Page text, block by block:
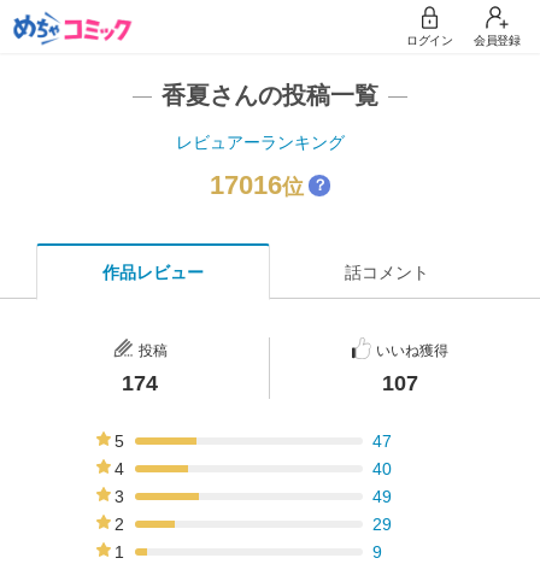
ログイン 会員登録
香夏さんの投稿一覧
レビュアーランキング
17016位 ？
作品レビュー 話コメント
投稿
174
いいね獲得
107
5
47
4
40
3
49
2
29
1
9